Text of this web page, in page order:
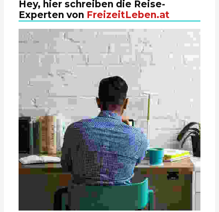
Hey, hier schreiben die Reise-
Experten von FreizeitLeben.at